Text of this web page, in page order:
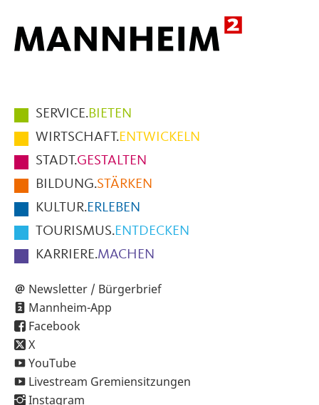
Hauptmenüpunkte
im
Fußbereich
der
Seite
SERVICE.BIETEN
WIRTSCHAFT.ENTWICKELN
STADT.GESTALTEN
BILDUNG.STÄRKEN
KULTUR.ERLEBEN
TOURISMUS.ENTDECKEN
KARRIERE.MACHEN
Newsletter / Bürgerbrief
Mannheim-App
Facebook
X
YouTube
Livestream Gremiensitzungen
Instagram